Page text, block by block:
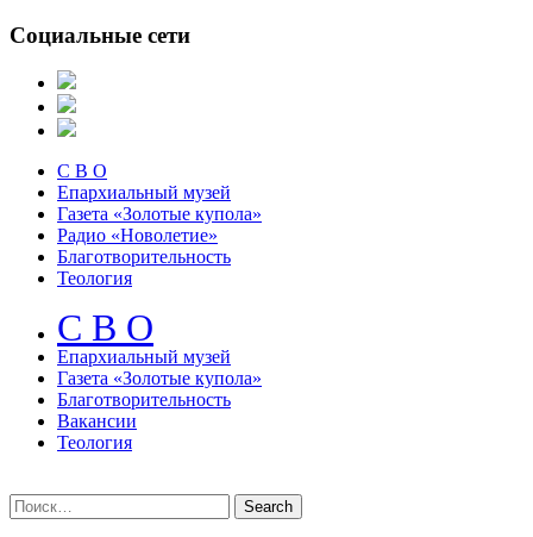
Социальные сети
С В О
Епархиальный музей
Газета «Золотые купола»
Радио «Новолетие»
Благотворительность
Теология
С В О
Епархиальный музeй
Газета «Золотые купола»
Благотворительность
Вакансии
Теология